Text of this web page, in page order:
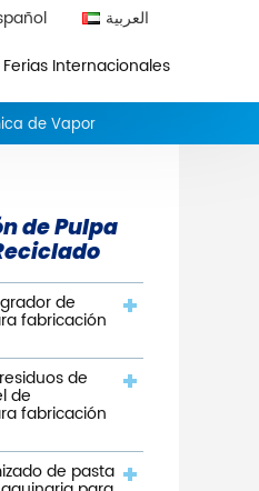
العربية
Ferias Internacionales
de Vapor
de Pulpa
de
fabricación
de
de
fabricación
de pasta